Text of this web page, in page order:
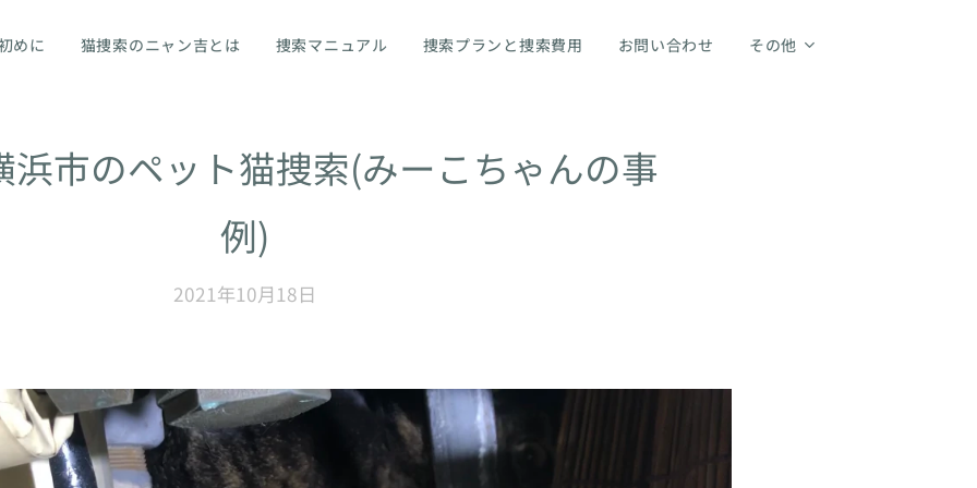
めに 猫捜索のニャン吉とは 捜索マニュアル 捜索プランと捜索費用 お問い合わせ その他
浜市のペット猫捜索(みーこちゃんの事
例)
2021年10月18日